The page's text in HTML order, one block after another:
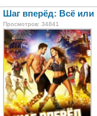
Шаг вперёд: Всё или
Просмотров: 34841